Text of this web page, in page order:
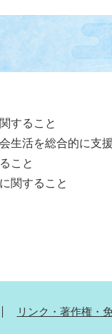
すること
生活を総合的に支
こと
関すること
リンク・著作権・